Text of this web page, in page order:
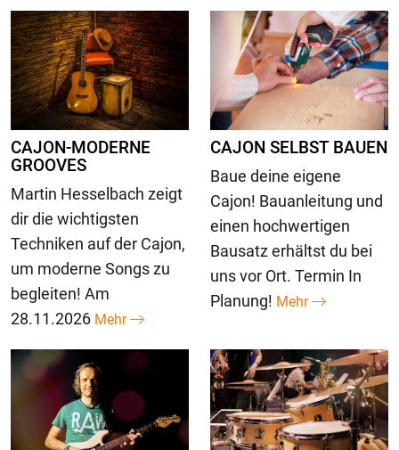
CAJON-MODERNE
GROOVES
Martin Hesselbach zeigt
dir die wichtigsten
Techniken auf der Cajon,
um moderne Songs zu
begleiten! Am
28.11.2026 Mehr
CAJON SELBST BAUEN
Baue deine eigene
Cajon! Bauanleitung und
einen hochwertigen
Bausatz erhältst du bei
uns vor Ort. Termin In
Planung! Mehr